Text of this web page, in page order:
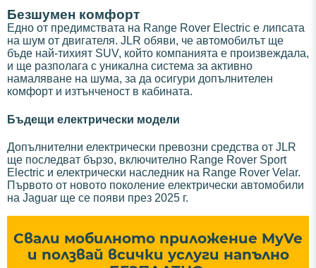
Безшумен комфорт
Едно от предимствата на Range Rover Electric е липсата
на шум от двигателя. JLR обяви, че автомобилът ще
бъде най-тихият SUV, който компанията е произвеждала,
и ще разполага с уникална система за активно
намаляване на шума, за да осигури допълнителен
комфорт и изтънченост в кабината.
Бъдещи електрически модели
Допълнителни електрически превозни средства от JLR
ще последват бързо, включително Range Rover Sport
Electric и електрически наследник на Range Rover Velar.
Първото от новото поколение електрически автомобили
на Jaguar ще се появи през 2025 г.
Свали мобилното приложение MyVe
и ползвай всички услуги напълно